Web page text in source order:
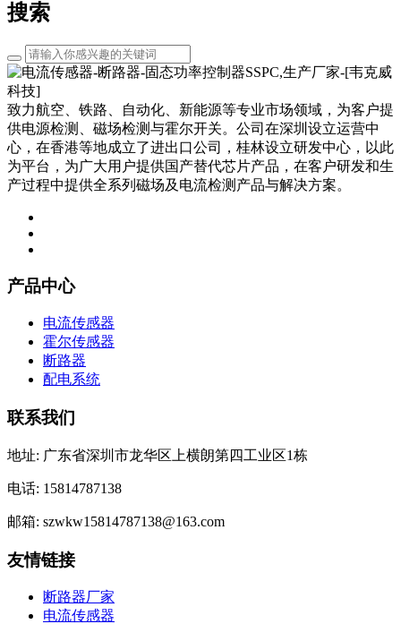
搜索
致力航空、铁路、自动化、新能源等专业市场领域，为客户提
供电源检测、磁场检测与霍尔开关。公司在深圳设立运营中
心，在香港等地成立了进出口公司，桂林设立研发中心，以此
为平台，为广大用户提供国产替代芯片产品，在客户研发和生
产过程中提供全系列磁场及电流检测产品与解决方案。
产品中心
电流传感器
霍尔传感器
断路器
配电系统
联系我们
地址: 广东省深圳市龙华区上横朗第四工业区1栋
电话: 15814787138
邮箱: szwkw15814787138@163.com
友情链接
断路器厂家
电流传感器